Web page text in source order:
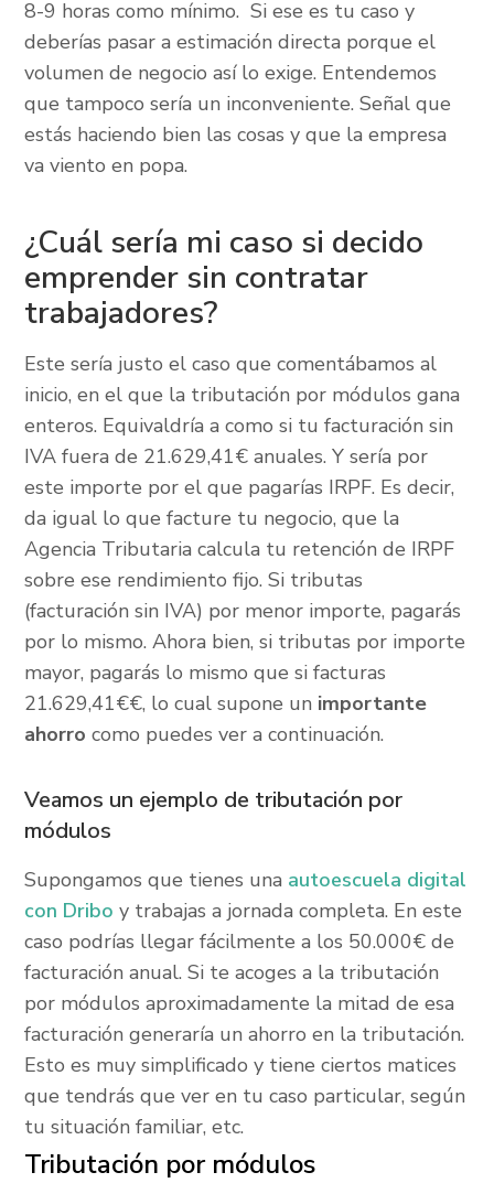
8-9 horas como mínimo. Si ese es tu caso y
deberías pasar a estimación directa porque el
volumen de negocio así lo exige. Entendemos
que tampoco sería un inconveniente. Señal que
estás haciendo bien las cosas y que la empresa
va viento en popa.
¿Cuál sería mi caso si decido
emprender sin contratar
trabajadores?
Este sería justo el caso que comentábamos al
inicio, en el que la tributación por módulos gana
enteros. Equivaldría a como si tu facturación sin
IVA fuera de 21.629,41€ anuales. Y sería por
este importe por el que pagarías IRPF. Es decir,
da igual lo que facture tu negocio, que la
Agencia Tributaria calcula tu retención de IRPF
sobre ese rendimiento fijo. Si tributas
(facturación sin IVA) por menor importe, pagarás
por lo mismo. Ahora bien, si tributas por importe
mayor, pagarás lo mismo que si facturas
21.629,41€€, lo cual supone un importante
ahorrocomo puedes ver a continuación.
Veamos un ejemplo de tributación por
módulos
Supongamos que tienes una autoescuela digital
con Dribo y trabajas a jornada completa. En este
caso podrías llegar fácilmente a los 50.000€ de
facturación anual. Si te acoges a la tributación
por módulos aproximadamente la mitad de esa
facturación generaría un ahorro en la tributación.
Esto es muy simplificado y tiene ciertos matices
que tendrás que ver en tu caso particular, según
tu situación familiar, etc.
Tributación por módulos